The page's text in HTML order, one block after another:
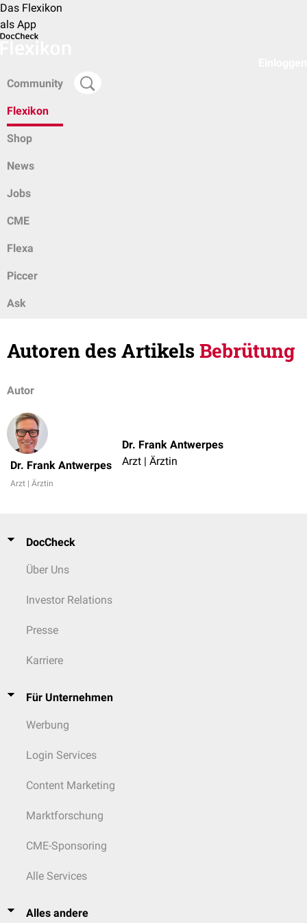
Das Flexikon
als App
Community
Flexikon
Shop
News
Jobs
CME
Flexa
Piccer
Ask
Autoren des ArtikelsBebrütung
Autor
Dr. Frank Antwerpes
Arzt | Ärztin
Dr. Frank Antwerpes
Arzt | Ärztin
DocCheck
Über Uns
Investor Relations
Presse
Karriere
Für Unternehmen
Werbung
Login Services
Content Marketing
Marktforschung
CME-Sponsoring
Alle Services
Alles andere